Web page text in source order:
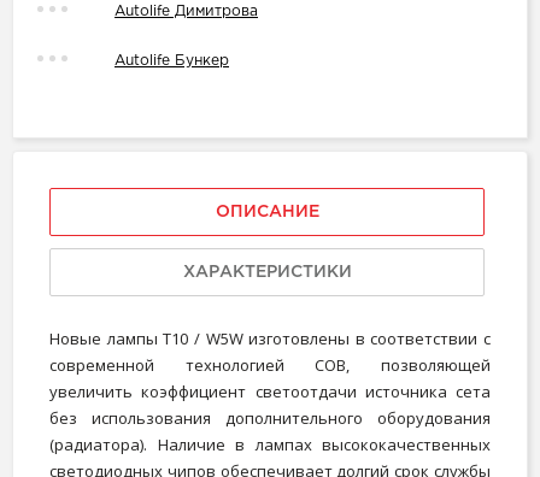
Autolife Димитрова
Autolife Бункер
ОПИСАНИЕ
ХАРАКТЕРИСТИКИ
Новые лампы T10 / W5W изготовлены в соответствии с
современной технологией COB, позволяющей
увеличить коэффициент светоотдачи источника сета
без использования дополнительного оборудования
(радиатора). Наличие в лампах высококачественных
светодиодных чипов обеспечивает долгий срок службы